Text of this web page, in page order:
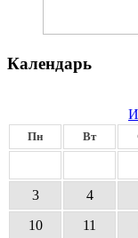
Календарь
Пн Вт
3
4
10
11